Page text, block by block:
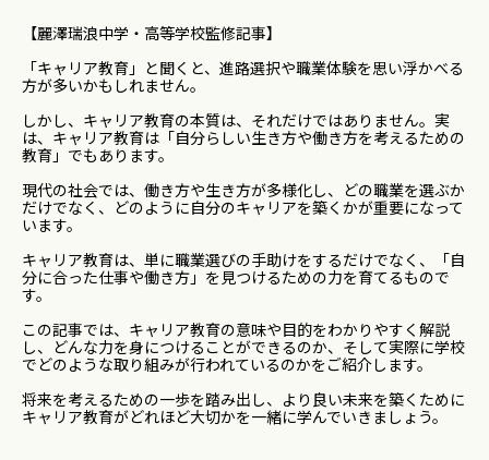
【麗澤瑞浪中学・高等学校監修記事】
「キャリア教育」と聞くと、進路選択や職業体験を思い浮かべる
方が多いかもしれません。
しかし、キャリア教育の本質は、それだけではありません。実
は、キャリア教育は「自分らしい生き方や働き方を考えるための
教育」でもあります。
現代の社会では、働き方や生き方が多様化し、どの職業を選ぶか
だけでなく、どのように自分のキャリアを築くかが重要になって
います。
キャリア教育は、単に職業選びの手助けをするだけでなく、「自
分に合った仕事や働き方」を見つけるための力を育てるもので
す。
この記事では、キャリア教育の意味や目的をわかりやすく解説
し、どんな力を身につけることができるのか、そして実際に学校
でどのような取り組みが行われているのかをご紹介します。
将来を考えるための一歩を踏み出し、より良い未来を築くために
キャリア教育がどれほど大切かを一緒に学んでいきましょう。